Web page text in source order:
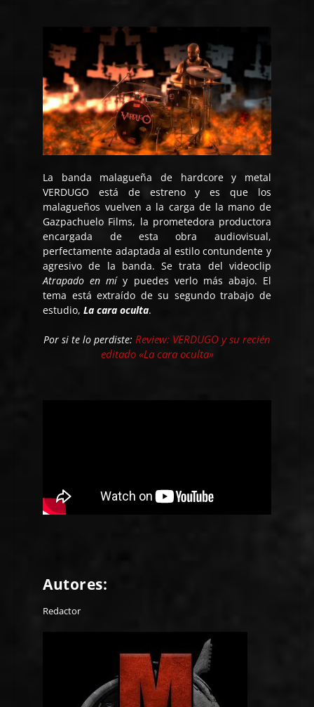
La banda malagueña de hardcore y metal
VERDUGO está de estreno y es que los
malagueños vuelven a la carga de la mano de
Gazpachuelo Films, la prometedora productora
encargada de esta obra audiovisual,
perfectamente adaptada al estilo contundente y
agresivo de la banda. Se trata del videoclip
Atrapado en míy puedes verlo más abajo. El
tema está extraído de su segundo trabajo de
estudio,La cara oculta.
Por si te lo perdiste: Review: VERDUGO y su recién
editado «La cara oculta»
Autores:
Redactor